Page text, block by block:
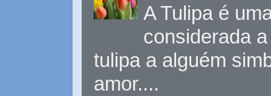
A Tulipa é
considerada
tulipa a alguém
amor....